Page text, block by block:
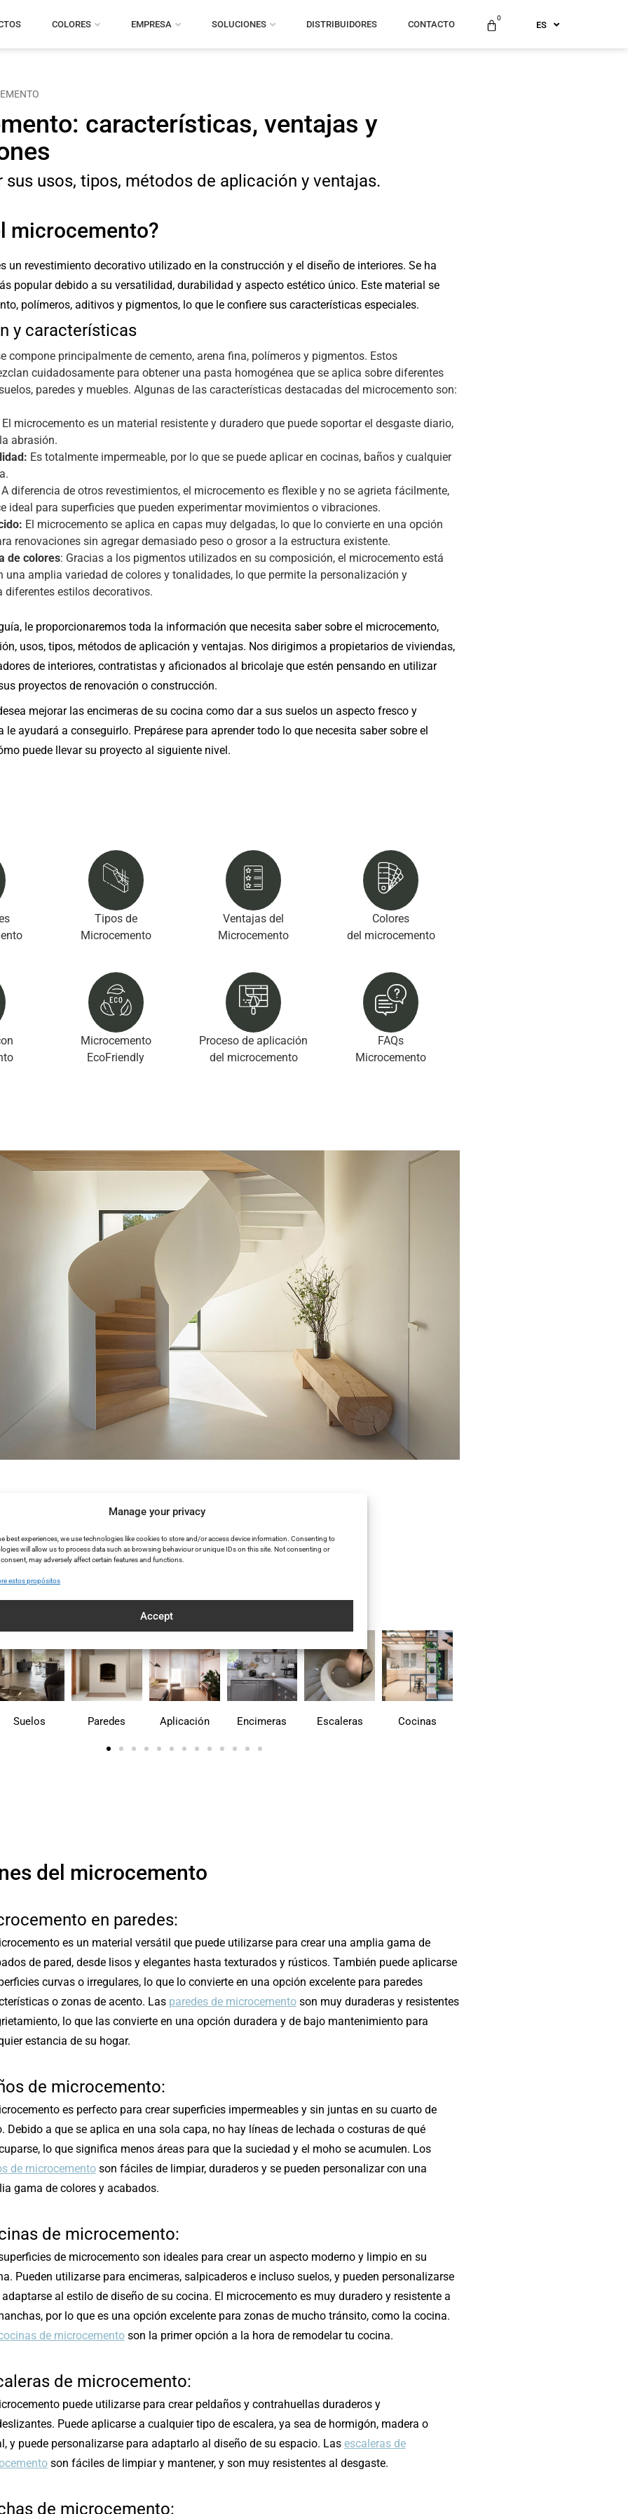
Manage your privacy
best experiences, we use technologies like cookies to store and/or access device information. Consenting to
will allow us to process data such as browsing behaviour or unique IDs on this site. Not consenting or
may adversely affect certain features and functions.
estos propósitos
Accept
COLORES EMPRESA SOLUCIONES DISTRIBUIDORES CONTACTO
0
ES
AU
características, ventajas y
sus usos, tipos, métodos de aplicación y ventajas.
microcemento?
un revestimiento decorativo utilizado en la construcción y el diseño de interiores. Se ha
popular debido a su versatilidad, durabilidad y aspecto estético único. Este material se
polímeros, aditivos y pigmentos, lo que le confiere sus características especiales.
y características
compone principalmente de cemento, arena fina, polímeros y pigmentos. Estos
cuidadosamente para obtener una pasta homogénea que se aplica sobre diferentes
paredes y muebles. Algunas de las características destacadas del microcemento son:
El microcemento es un material resistente y duradero que puede soportar el desgaste diario,
abrasión.
Es totalmente impermeable, por lo que se puede aplicar en cocinas, baños y cualquier
A diferencia de otros revestimientos, el microcemento es flexible y no se agrieta fácilmente,
ideal para superficies que pueden experimentar movimientos o vibraciones.
El microcemento se aplica en capas muy delgadas, lo que lo convierte en una opción
renovaciones sin agregar demasiado peso o grosor a la estructura existente.
de colores: Gracias a los pigmentos utilizados en su composición, el microcemento está
una amplia variedad de colores y tonalidades, lo que permite la personalización y
diferentes estilos decorativos.
le proporcionaremos toda la información que necesita saber sobre el microcemento,
usos, tipos, métodos de aplicación y ventajas. Nos dirigimos a propietarios de viviendas,
de interiores, contratistas y aficionados al bricolaje que estén pensando en utilizar
proyectos de renovación o construcción.
mejorar las encimeras de su cocina como dar a sus suelos un aspecto fresco y
le ayudará a conseguirlo. Prepárese para aprender todo lo que necesita saber sobre el
puede llevar su proyecto al siguiente nivel.
Tipos de
Microcemento
Ventajas del
Microcemento
Colores
del microcemento
Microcemento
EcoFriendly
Proceso de aplicación
del microcemento
FAQs
Microcemento
puede aplicar Microcemento?
Paredes Aplicación Encimeras Escaleras Cocinas Piscinas
del microcemento
en paredes:
es un material versátil que puede utilizarse para crear una amplia gama de
de pared, desde lisos y elegantes hasta texturados y rústicos. También puede aplicarse
curvas o irregulares, lo que lo convierte en una opción excelente para paredes
o zonas de acento. Las paredes de microcementoson muy duraderas y resistentes
lo que las convierte en una opción duradera y de bajo mantenimiento para
estancia de su hogar.
de microcemento:
es perfecto para crear superficies impermeables y sin juntas en su cuarto de
Debido a que se aplica en una sola capa, no hay líneas de lechada o costuras de qué
lo que significa menos áreas para que la suciedad y el moho se acumulen. Los
de microcementoson fáciles de limpiar, duraderos y se pueden personalizar con una
gama de colores y acabados.
de microcemento:
de microcemento son ideales para crear un aspecto moderno y limpio en su
Pueden utilizarse para encimeras, salpicaderos e incluso suelos, y pueden personalizarse
adaptarse al estilo de diseño de su cocina. El microcemento es muy duradero y resistente a
por lo que es una opción excelente para zonas de mucho tránsito, como la cocina.
de microcementoson la primer opción a la hora de remodelar tu cocina.
de microcemento:
puede utilizarse para crear peldaños y contrahuellas duraderos y
Puede aplicarse a cualquier tipo de escalera, ya sea de hormigón, madera o
y puede personalizarse para adaptarlo al diseño de su espacio. Las escaleras de
son fáciles de limpiar y mantener, y son muy resistentes al desgaste.
de microcemento: